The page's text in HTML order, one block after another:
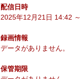
配信日時
2025年12月21日 14:42
録画情報
データがありません。
保管期限